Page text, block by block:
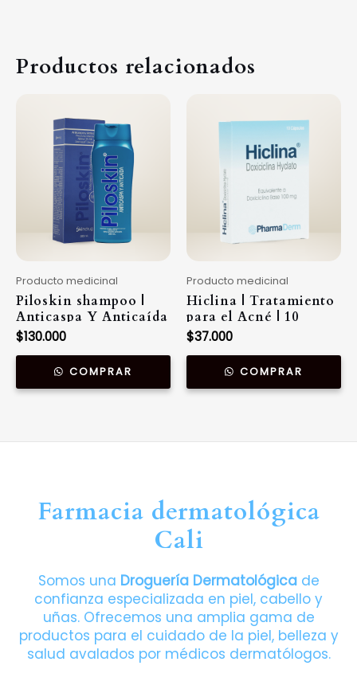
Productos relacionados
Producto medicinal
Piloskin shampoo |
Anticaspa Y Anticaída
| 280ml
$130.000
COMPRAR
Producto medicinal
Hiclina | Tratamiento
para el Acné | 10
capsulas | 100mg
$37.000
COMPRAR
Farmacia dermatológica
Cali
Somos una Droguería Dermatológicade
confianza especializada en piel, cabello y
uñas. Ofrecemos una amplia gama de
productos para el cuidado de la piel, belleza y
salud avalados por médicos dermatólogos.